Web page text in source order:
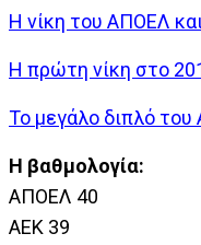
Η νίκη του ΑΠΟΕΛ
Η πρώτη νίκη στο
Το μεγάλο διπλό
Η βαθμολογία:
ΑΠΟΕΛ 40
ΑΕΚ 39